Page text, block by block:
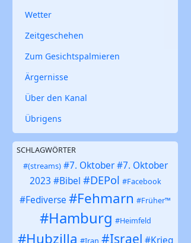
Wetter
Zeitgeschehen
Zum Gesichtspalmieren
Ärgernisse
Über den Kanal
Übrigens
SCHLAGWÖRTER
#(streams) #7. Oktober #7. Oktober
2023 #Bibel #DEPol #Facebook
#Fediverse #Fehmarn #Früher™
#Hamburg #Heimfeld
#Hubzilla #Iran #Israel #Krieg